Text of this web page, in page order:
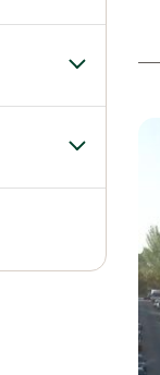
Alternar
Alternar